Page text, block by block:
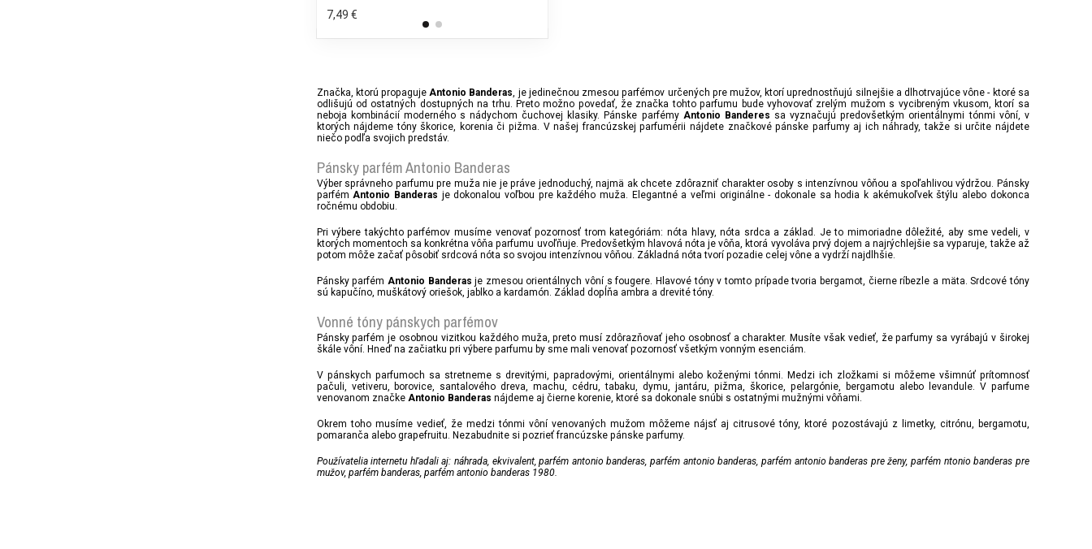
7,49 €
Značka, ktorú propaguje Antonio Banderas , je jedinečnou zmesou parfémov určených pre mužov, ktorí uprednostňujú silnejšie a dlhotrvajúce vône - ktoré sa
odlišujú od ostatných dostupných na trhu. Preto možno povedať, že značka tohto parfumu bude vyhovovať zrelým mužom s vycibreným vkusom, ktorí sa
neboja kombinácií moderného s nádychom čuchovej klasiky. Pánske parfémy Antonio Banderes sa vyznačujú predovšetkým orientálnymi tónmi vôní, v
ktorých nájdeme tóny škorice, korenia či pižma. V našej francúzskej parfumérii nájdete značkové pánske parfumy aj ich náhrady, takže si určite nájdete
niečo podľa svojich predstáv.
Pánsky parfém Antonio Banderas
Výber správneho parfumu pre muža nie je práve jednoduchý, najmä ak chcete zdôrazniť charakter osoby s intenzívnou vôňou a spoľahlivou výdržou. Pánsky
parfém Antonio Banderas je dokonalou voľbou pre každého muža. Elegantné a veľmi originálne - dokonale sa hodia k akémukoľvek štýlu alebo dokonca
ročnému obdobiu.
Pri výbere takýchto parfémov musíme venovať pozornosť trom kategóriám: nóta hlavy, nóta srdca a základ. Je to mimoriadne dôležité, aby sme vedeli, v
ktorých momentoch sa konkrétna vôňa parfumu uvoľňuje. Predovšetkým hlavová nóta je vôňa, ktorá vyvoláva prvý dojem a najrýchlejšie sa vyparuje, takže až
potom môže začať pôsobiť srdcová nóta so svojou intenzívnou vôňou. Základná nóta tvorí pozadie celej vône a vydrží najdlhšie.
Pánsky parfém Antonio Banderas je zmesou orientálnych vôní s fougere. Hlavové tóny v tomto prípade tvoria bergamot, čierne ríbezle a mäta. Srdcové tóny
sú kapučíno, muškátový oriešok, jablko a kardamón. Základ dopĺňa ambra a drevité tóny.
Vonné tóny pánskych parfémov
Pánsky parfém je osobnou vizitkou každého muža, preto musí zdôrazňovať jeho osobnosť a charakter. Musíte však vedieť, že parfumy sa vyrábajú v širokej
škále vôní. Hneď na začiatku pri výbere parfumu by sme mali venovať pozornosť všetkým vonným esenciám.
V pánskych parfumoch sa stretneme s drevitými, papradovými, orientálnymi alebo koženými tónmi. Medzi ich zložkami si môžeme všimnúť prítomnosť
pačuli, vetiveru, borovice, santalového dreva, machu, cédru, tabaku, dymu, jantáru, pižma, škorice, pelargónie, bergamotu alebo levandule. V parfume
venovanom značke Antonio Banderas nájdeme aj čierne korenie, ktoré sa dokonale snúbi s ostatnými mužnými vôňami.
Okrem toho musíme vedieť, že medzi tónmi vôní venovaných mužom môžeme nájsť aj citrusové tóny, ktoré pozostávajú z limetky, citrónu, bergamotu,
pomaranča alebo grapefruitu. Nezabudnite si pozrieť francúzske pánske parfumy.
Používatelia internetu hľadali aj: náhrada, ekvivalent, parfém antonio banderas, parfém antonio banderas, parfém antonio banderas pre ženy, parfém ntonio banderas pre
mužov, parfém banderas, parfém antonio banderas 1980.